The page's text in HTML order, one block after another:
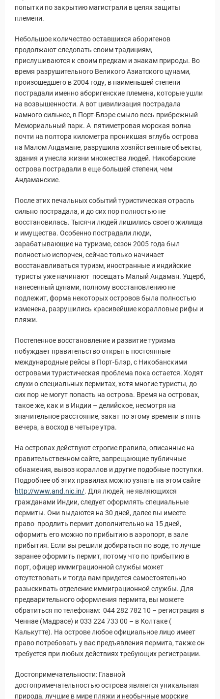
попытки по закрытию магистрали в целях защиты
племени.
Небольшое количество оставшихся аборигенов
продолжают следовать своим традициям,
прислушиваются к своим предкам и знакам природы. Во
время разрушительного Великого Азиатского цунами,
произошедшего в 2004 году, в наименьшей степени
пострадали именно аборигенские племена, которые ушли
на возвышенности. А вот цивилизация пострадала
намного сильнее, в Порт-Блэре смыло весь прибрежный
Мемориальный парк. А пятиметровая морская волна
почти на полтора километра проникшая вглубь острова
на Малом Андамане, разрушила хозяйственные объекты,
здания и унесла жизни множества людей. Никобарские
острова пострадали в еще большей степени, чем
Андаманские.
После этих печальных событий туристическая отрасль
сильно пострадала, и до сих пор полностью не
восстановилась. Тысячи людей лишились своего жилища
и имущества. Особенно пострадали люди,
зарабатывающие на туризме, сезон 2005 года был
полностью испорчен, сейчас только начинает
восстанавливаться туризм, иностранные и индийские
туристы уже начинают посещать Малый Андаман. Ущерб,
нанесенный цунами, полному восстановлению не
подлежит, форма некоторых островов была полностью
изменена, разрушились красивейшие коралловые рифы и
пляжи.
Постепенное восстановление и развитие туризма
побуждает правительство открыть постоянные
международные рейсы в Порт-Блэр, с Никобанскими
островами туристическая проблема пока остается. Ходят
слухи о специальных пермитах, хотя многие туристы, до
сих пор не могут попасть на острова. Время на островах,
такое же, как и в Индии – делийское, несмотря на
значительное расстояние, закат по этому времени в пять
вечера, а восход в четыре утра.
На островах действуют строгие правила, описанные на
правительственном сайте, запрещающие публичные
обнажения, вывоз кораллов и другие подобные поступки.
Подробнее об этих правилах можно узнать на этом сайте
http://www.and.nic.in/. Для людей, не являющихся
гражданами Индии, следует оформлять специальные
пермиты. Они выдаются на 30 дней, далее вы имеете
право продлить пермит дополнительно на 15 дней,
оформить его можно по прибытию в аэропорт, в зале
прибытия. Если вы решили добираться по воде, то лучше
заранее оформить пермит, потому что по прибытию в
порт, офицер иммиграционной службы может
отсутствовать и тогда вам придется самостоятельно
разыскивать отделение иммиграционной службы. Для
предварительного оформления пермита, вы можете
обратиться по телефонам: 044 282 782 10 – регистрация в
Ченнае (Мадрасе) и 033 224 733 00 – в Колтаке (
Калькутте). На острове любое официальное лицо имеет
право потребовать у вас предъявления пермита, также он
требуется при любых действиях требующих регистрации.
Достопримечательности: Главной
достопримечательностью острова является уникальная
природа, лучшие в мире пляжи и необычные морские